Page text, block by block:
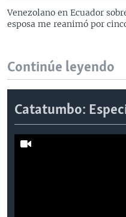
Venezolano en Ecuador
esposa me reanimó por
Continúe leyendo
Catatumbo: